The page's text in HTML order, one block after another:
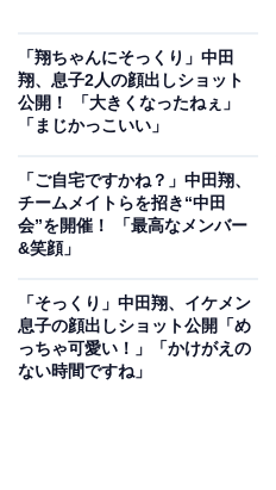
「翔ちゃんにそっくり」中田
翔、息子2人の顔出しショット
公開！ 「大きくなったねぇ」
「まじかっこいい」
「ご自宅ですかね？」中田翔、
チームメイトらを招き“中田
会”を開催！ 「最高なメンバー
&笑顔」
「そっくり」中田翔、イケメン
息子の顔出しショット公開「め
っちゃ可愛い！」「かけがえの
ない時間ですね」